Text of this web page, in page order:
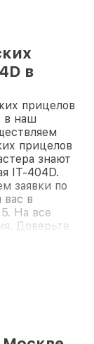
в
прицелов
в наш
прицелов
знают
IT-404D.
заявки по
в
На все
Доверьте